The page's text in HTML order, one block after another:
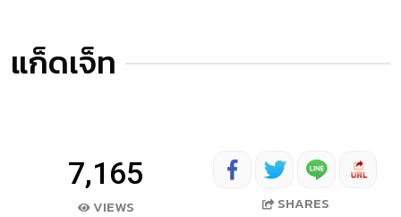
แก็ดเจ็ท
7,165
VIEWS SHARES